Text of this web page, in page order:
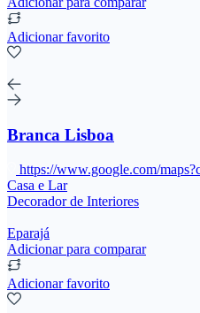
Adicionar favorito
Branca Lisboa
https://www.google.com/
Casa e Lar
Decorador de Interiores
Eparajá
Adicionar para comparar
Adicionar favorito